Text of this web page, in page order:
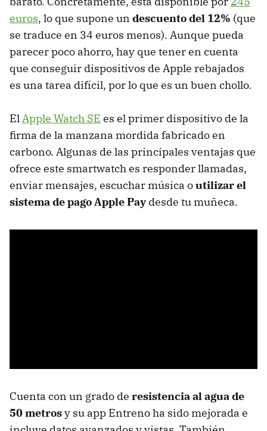
euros, lo que supone un descuento del 12% (que
se traduce en 34 euros menos). Aunque pueda
parecer poco ahorro, hay que tener en cuenta
que conseguir dispositivos de Apple rebajados
es una tarea difícil, por lo que es un buen chollo.
ElApple Watch SE es el primer dispositivo de la
firma de la manzana mordida fabricado en
carbono. Algunas de las principales ventajas que
ofrece este smartwatch es responder llamadas,
enviar mensajes, escuchar música outilizar el
sistema de pago Apple Paydesde tu muñeca.
Cuenta con un grado de resistencia al agua de
50 metrosy su app Entreno ha sido mejorada e